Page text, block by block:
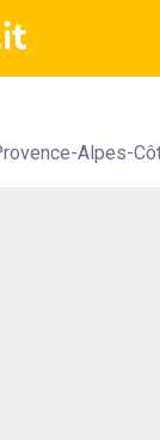
Alpes-